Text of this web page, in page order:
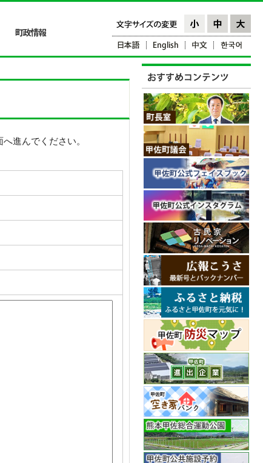
進んでください。